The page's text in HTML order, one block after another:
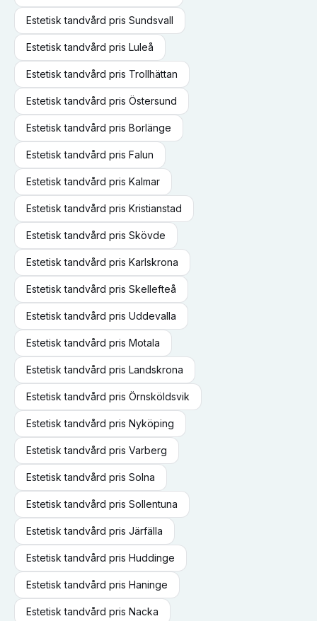
Estetisk tandvård pris Sundsvall
Estetisk tandvård pris Luleå
Estetisk tandvård pris Trollhättan
Estetisk tandvård pris Östersund
Estetisk tandvård pris Borlänge
Estetisk tandvård pris Falun
Estetisk tandvård pris Kalmar
Estetisk tandvård pris Kristianstad
Estetisk tandvård pris Skövde
Estetisk tandvård pris Karlskrona
Estetisk tandvård pris Skellefteå
Estetisk tandvård pris Uddevalla
Estetisk tandvård pris Motala
Estetisk tandvård pris Landskrona
Estetisk tandvård pris Örnsköldsvik
Estetisk tandvård pris Nyköping
Estetisk tandvård pris Varberg
Estetisk tandvård pris Solna
Estetisk tandvård pris Sollentuna
Estetisk tandvård pris Järfälla
Estetisk tandvård pris Huddinge
Estetisk tandvård pris Haninge
Estetisk tandvård pris Nacka